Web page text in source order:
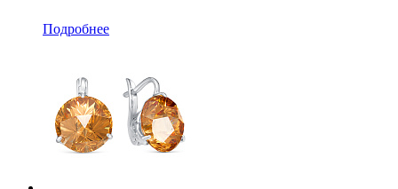
Подробнее